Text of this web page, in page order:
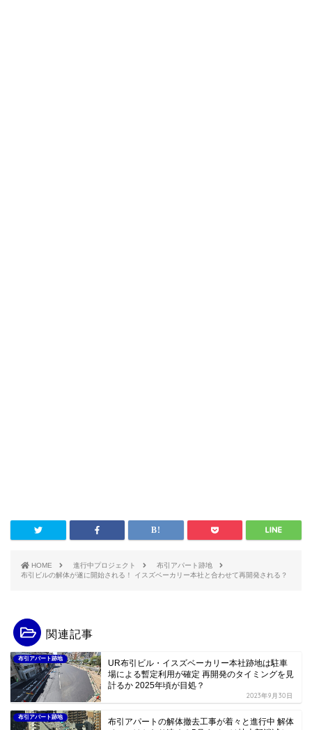
HOME 進行中プロジェクト
布引アパート跡地
布引ビルの解体が遂に開始される！ イスズベーカリー本社と合わせて再開発される？
関連記事
布引アパート跡地
UR布引ビル・イスズベーカリー本社跡地は駐車
場による暫定利用が確定 再開発のタイミングを見
計るか 2025年頃が目処？
2023年9月30日
布引アパート跡地
布引アパートの解体撤去工事が着々と進行中 解体